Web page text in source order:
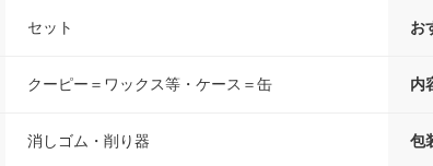
セット お
クーピー＝ワックス等・ケース＝缶 内
消しゴム・削り器 包